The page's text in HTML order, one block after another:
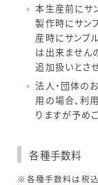
本生産前にサ
製作時にサン
産時にサンプ
は出来ません
追加扱いとさ
法人・団体の
用の場合、利
りますが予め
各種手数料
※各種手数料は税